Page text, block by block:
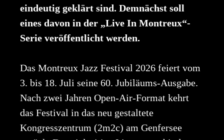
eindeutig geklärt sind. Demnächst soll
eines davon in der „Live In Montreux“-
Serie veröffentlicht werden.
Das Montreux Jazz Festival 2026 feiert vom
3. bis 18. Juli seine 60. Jubiläums-Ausgabe.
Nach zwei Jahren Open-Air-Format kehrt
das Festival in das neu gestaltete
Kongresszentrum (2m2c) am Genfersee